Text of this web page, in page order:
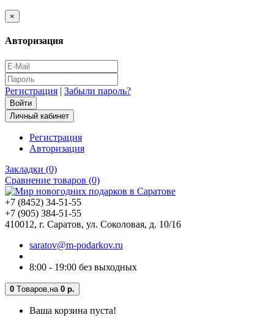
×
Авторизация
Регистрация | Забыли пароль?
Личный кабинет
Регистрация
Авторизация
Закладки (0)
Сравнение товаров (0)
+7 (8452) 34-51-55
+7 (905) 384-51-55
410012, г. Саратов, ул. Соколовая, д. 10/16
saratov@m-podarkov.ru
8:00 - 19:00 без выходных
0 Tоваров, на 0 р.
Ваша корзина пуста!